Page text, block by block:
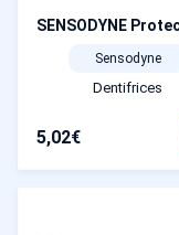
Sensodyne
Dentifrices
5,02€